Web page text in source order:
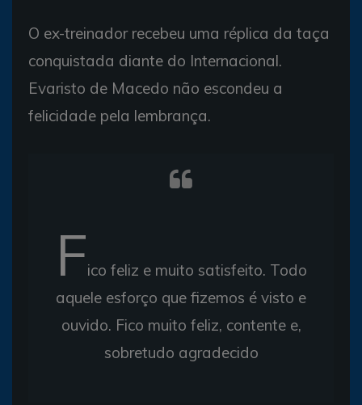
O ex-treinador recebeu uma réplica da taça
conquistada diante do Internacional.
Evaristo de Macedo não escondeu a
felicidade pela lembrança.
Fico feliz e muito satisfeito. Todo
aquele esforço que fizemos é visto e
ouvido. Fico muito feliz, contente e,
sobretudo agradecido